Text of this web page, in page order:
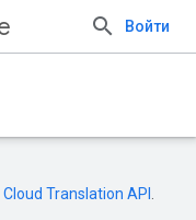
Войти
Cloud Translation API